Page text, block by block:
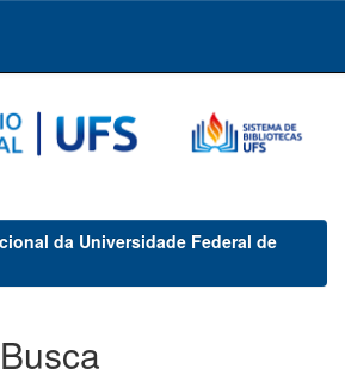
da Universidade Federal de